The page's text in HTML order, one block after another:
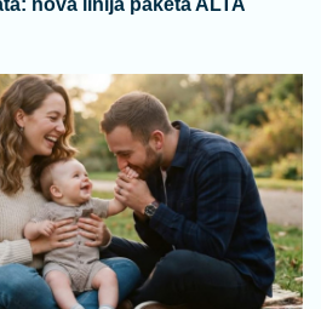
nova linija paketa ALTA